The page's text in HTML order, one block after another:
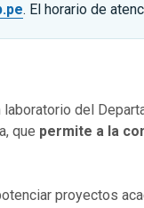
. El horario de
laboratorio del
que permite a la
proyectos